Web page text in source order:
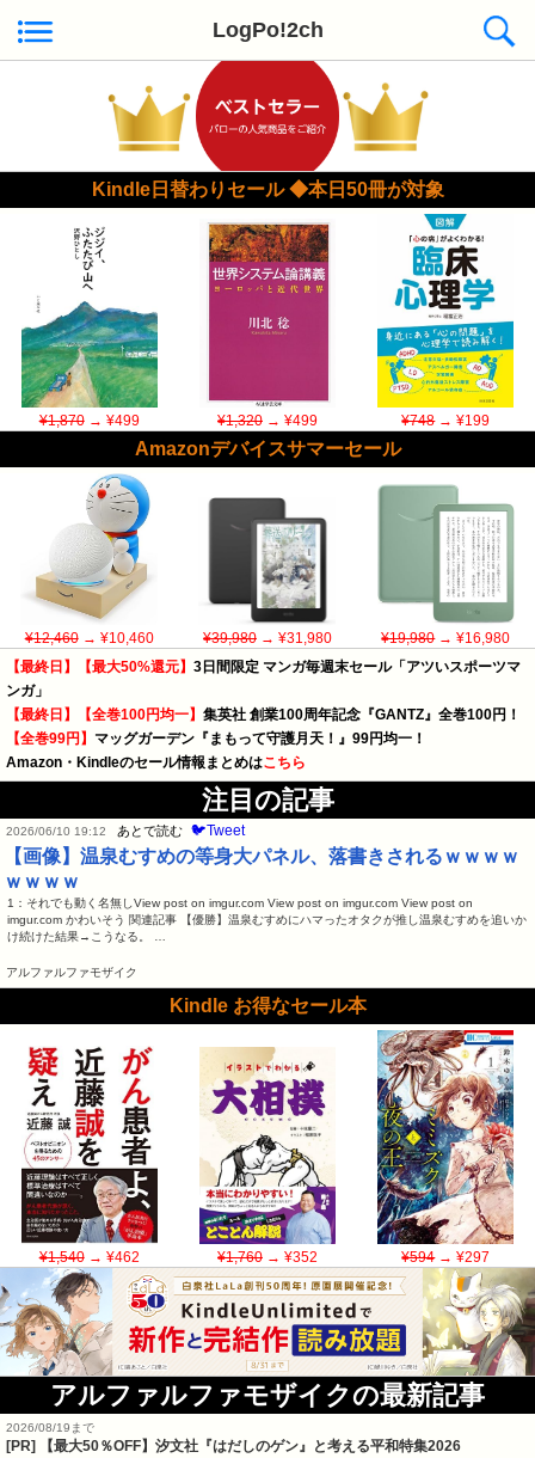
LogPo!2ch
Kindle日替わりセール ◆本日50冊が対象
¥1,870→ ¥499 ¥1,320→ ¥499 ¥748→ ¥199
Amazonデバイスサマーセール
¥12,460→ ¥10,460 ¥39,980→ ¥31,980 ¥19,980→ ¥16,980
【最終日】【最大50%還元】 3日間限定 マンガ毎週末セール「アツいスポーツマ
ンガ」
【最終日】【全巻100円均一】 集英社 創業100周年記念『GANTZ』全巻100円！
【全巻99円】 マッグガーデン『まもって守護月天！』99円均一！
Amazon・Kindleのセール情報まとめはこちら
注目の記事
2026/06/10 19:12 あとで読む 🐦Tweet
【画像】温泉むすめの等身大パネル、落書きされるｗｗｗｗ
ｗｗｗｗ
1：それでも動く名無しView post on imgur.com View post on imgur.com View post on
imgur.com かわいそう 関連記事 【優勝】温泉むすめにハマったオタクが推し温泉むすめを追いか
け続けた結果→こうなる。 …
アルファルファモザイク
Kindle お得なセール本
¥1,540→ ¥462 ¥1,760→ ¥352 ¥594→ ¥297
アルファルファモザイクの最新記事
2026/08/19まで
[PR] 【最大50％OFF】汐文社『はだしのゲン』と考える平和特集2026